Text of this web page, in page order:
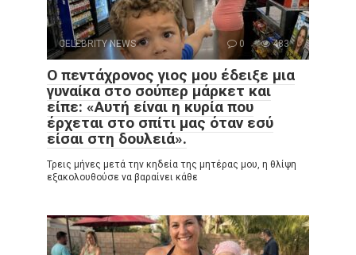
CELEBRITY NEWS 0 483
Ο πεντάχρονος γιος μου έδειξε μια
γυναίκα στο σούπερ μάρκετ και
είπε: «Αυτή είναι η κυρία που
έρχεται στο σπίτι μας όταν εσύ
είσαι στη δουλειά».
Τρεις μήνες μετά την κηδεία της μητέρας μου, η θλίψη
εξακολουθούσε να βαραίνει κάθε